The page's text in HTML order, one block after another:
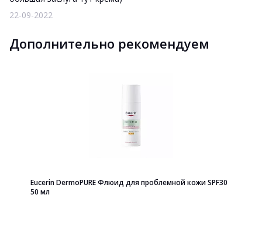
22-09-2022
Дополнительно рекомендуем
Eucerin DermoPURE Флюид для проблемной кожи SPF30
50 мл